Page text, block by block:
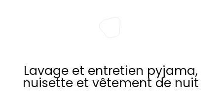
Lavage et entretien pyjama,
nuisette et vêtement de nuit